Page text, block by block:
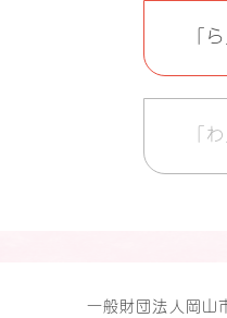
「
「
一般財団法人岡山